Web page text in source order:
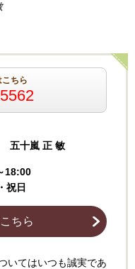
こちら
五十嵐 正 敏
18:00
祝日
ちら
いてはいつも誠実であ